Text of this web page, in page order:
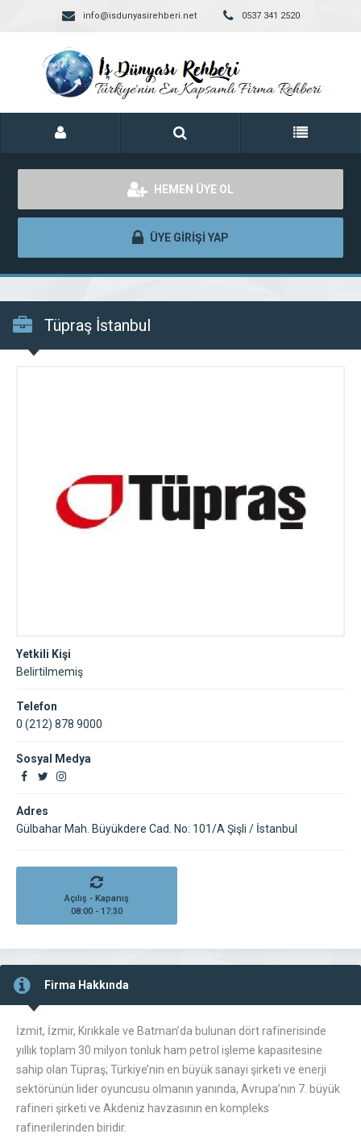
info@isdunyasirehberi.net 0537 341 2520
HEMEN ÜYE OL
ÜYE GİRİŞİ YAP
Tüpraş İstanbul
Yetkili Kişi
Belirtilmemiş
Telefon
0 (212) 878 9000
Sosyal Medya
Adres
Gülbahar Mah. Büyükdere Cad. No: 101/A Şişli / İstanbul
Açılış - Kapanış
08:00 - 17:30
Firma Hakkında
İzmit, İzmir, Kırıkkale ve Batman’da bulunan dört rafinerisinde
yıllık toplam 30 milyon tonluk ham petrol işleme kapasitesine
sahip olan Tüpraş; Türkiye’nin en büyük sanayi şirketi ve enerji
sektörünün lider oyuncusu olmanın yanında, Avrupa’nın 7. büyük
rafineri şirketi ve Akdeniz havzasının en kompleks
rafinerilerinden biridir.